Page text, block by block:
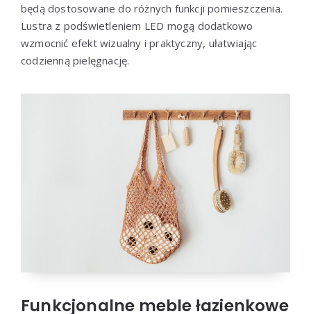
będą dostosowane do różnych funkcji pomieszczenia.
Lustra z podświetleniem LED mogą dodatkowo
wzmocnić efekt wizualny i praktyczny, ułatwiając
codzienną pielęgnację.
Funkcjonalne meble łazienkowe